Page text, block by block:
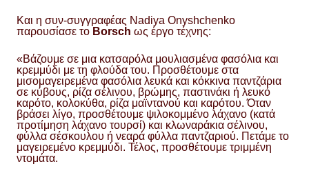
Και η συν-συγγραφέας Nadiya Onyshchenko
παρουσίασε το Borsch ως έργο τέχνης:
«Βάζουμε σε μια κατσαρόλα μουλιασμένα φασόλια και
κρεμμύδι με τη φλούδα του. Προσθέτουμε στα
μισομαγειρεμένα φασόλια λευκά και κόκκινα παντζάρια
σε κύβους, ρίζα σέλινου, βρώμης, παστινάκι ή λευκό
καρότο, κολοκύθα, ρίζα μαϊντανού και καρότου. Όταν
βράσει λίγο, προσθέτουμε ψιλοκομμένο λάχανο (κατά
προτίμηση λάχανο τουρσί) και κλωναράκια σέλινου,
φύλλα σέσκουλου ή νεαρά φύλλα παντζαριού. Πετάμε το
μαγειρεμένο κρεμμύδι. Τέλος, προσθέτουμε τριμμένη
ντομάτα.